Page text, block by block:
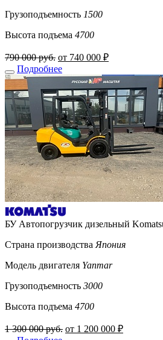
Грузоподъемность 1500
Высота подъема 4700
790 000 руб. от 740 000 ₽
Подробнее
БУ Автопогрузчик дизельный
Страна производства Япония
Модель двигателя Yanmar
Грузоподъемность 3000
Высота подъема 4700
1 300 000 руб. от 1 200 000 ₽